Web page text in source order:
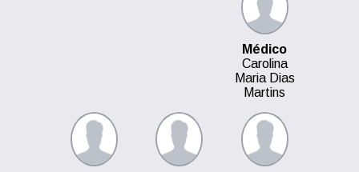
Médico
Carolina
Maria Dias
Martins